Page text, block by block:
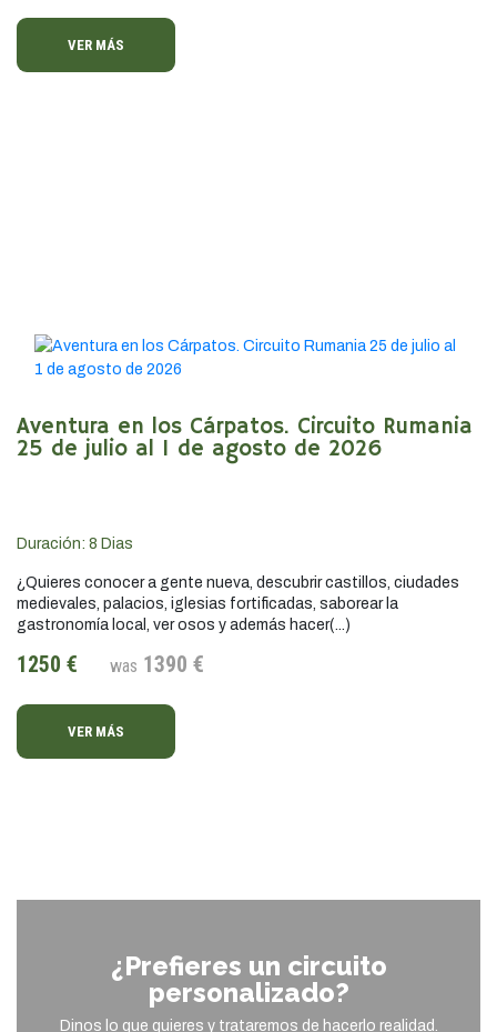
VER MÁS
Aventura en los Cárpatos. Circuito Rumania
25 de julio al 1 de agosto de 2026
Duración: 8 Dias
¿Quieres conocer a gente nueva, descubrir castillos, ciudades
medievales, palacios, iglesias fortificadas, saborear la
gastronomía local, ver osos y además hacer(...)
1250 € was 1390 €
VER MÁS
¿Prefieres un circuito
personalizado?
Dinos lo que quieres y trataremos de hacerlo realidad.